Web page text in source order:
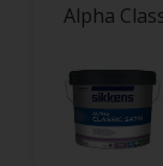
Alpha